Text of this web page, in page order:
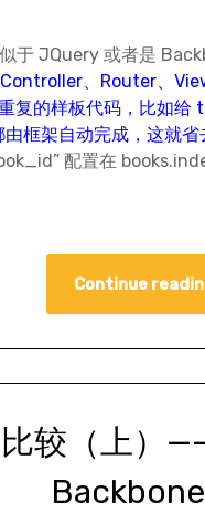
于 JQuery 或者是
、Router、
复的样板代码，比如
框架自动完成，这就
配置在
Continue
较（上）